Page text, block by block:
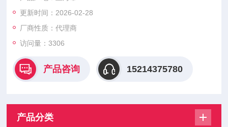
术相结合.国外开发了膜式干燥器，该干燥器利用高科技的反渗析
薄膜滤去压缩空气中的水分，有节能、寿命长、可靠性高、体积
小、重量轻等特点、适用于流量不大的场合。气缸出现内、外泄
漏，一般是因活塞杆安装偏心
更新时间：2026-02-28
厂商性质：代理商
访问量：3306
产品咨询 15214375780
产品分类